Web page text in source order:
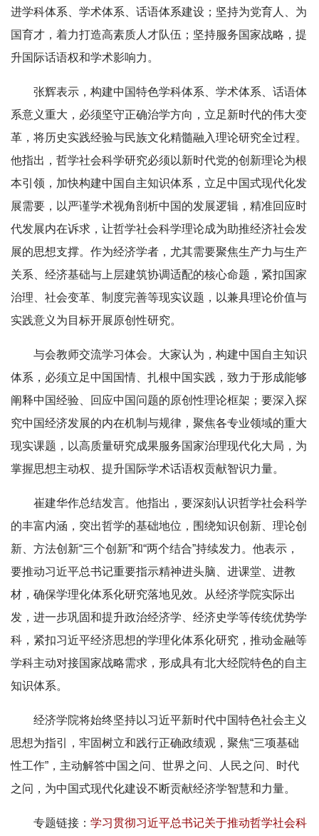
进学科体系、学术体系、话语体系建设；坚持为党育人、为
国育才，着力打造高素质人才队伍；坚持服务国家战略，提
升国际话语权和学术影响力。
张辉表示，构建中国特色学科体系、学术体系、话语体
系意义重大，必须坚守正确治学方向，立足新时代的伟大变
革，将历史实践经验与民族文化精髓融入理论研究全过程。
他指出，哲学社会科学研究必须以新时代党的创新理论为根
本引领，加快构建中国自主知识体系，立足中国式现代化发
展需要，以严谨学术视角剖析中国的发展逻辑，精准回应时
代发展内在诉求，让哲学社会科学理论成为助推经济社会发
展的思想支撑。作为经济学者，尤其需要聚焦生产力与生产
关系、经济基础与上层建筑协调适配的核心命题，紧扣国家
治理、社会变革、制度完善等现实议题，以兼具理论价值与
实践意义为目标开展原创性研究。
与会教师交流学习体会。大家认为，构建中国自主知识
体系，必须立足中国国情、扎根中国实践，致力于形成能够
阐释中国经验、回应中国问题的原创性理论框架；要深入探
究中国经济发展的内在机制与规律，聚焦各专业领域的重大
现实课题，以高质量研究成果服务国家治理现代化大局，为
掌握思想主动权、提升国际学术话语权贡献智识力量。
崔建华作总结发言。他指出，要深刻认识哲学社会科学
的丰富内涵，突出哲学的基础地位，围绕知识创新、理论创
新、方法创新“三个创新”和“两个结合”持续发力。他表示，
要推动习近平总书记重要指示精神进头脑、进课堂、进教
材，确保学理化体系化研究落地见效。从经济学院实际出
发，进一步巩固和提升政治经济学、经济史学等传统优势学
科，紧扣习近平经济思想的学理化体系化研究，推动金融等
学科主动对接国家战略需求，形成具有北大经院特色的自主
知识体系。
经济学院将始终坚持以习近平新时代中国特色社会主义
思想为指引，牢固树立和践行正确政绩观，聚焦“三项基础
性工作”，主动解答中国之问、世界之问、人民之问、时代
之问，为中国式现代化建设不断贡献经济学智慧和力量。
专题链接： 学习贯彻习近平总书记关于推动哲学社会科